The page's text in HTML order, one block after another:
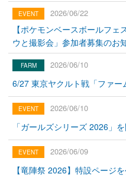
2026/06/22
【ポケモンベースボールフ
ウと撮影会」参加者募集のお
2026/06/10
6/27 東京ヤクルト戦「ファー
2026/06/10
「ガールズシリーズ 2026」
2026/06/09
【竜陣祭 2026】特設ページ